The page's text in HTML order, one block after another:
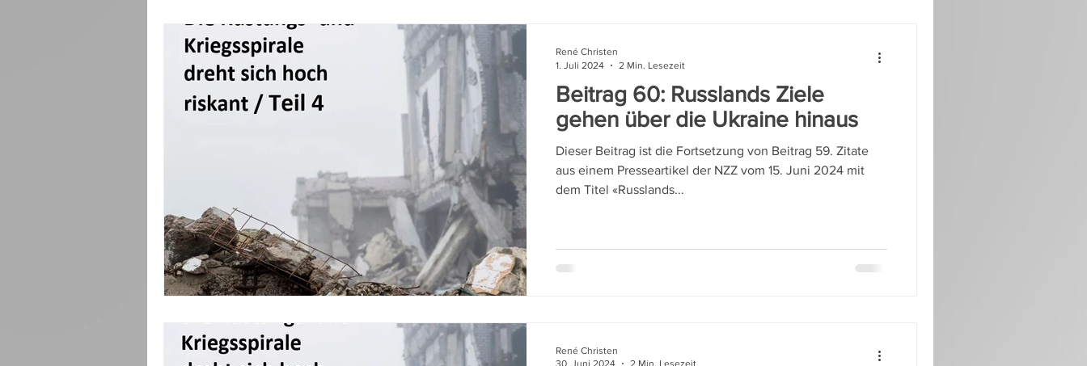
Beitrag 60: Russlands Ziele
gehen über die Ukraine hinaus
Dieser Beitrag ist die Fortsetzung von Beitrag 59. Zitate
aus einem Presseartikel der NZZ vom 15. Juni 2024 mit
dem Titel «Russlands...
René Christen
1. Juli 2024
2 Min. Lesezeit
René Christen
30. Juni 2024
2 Min. Lesezeit